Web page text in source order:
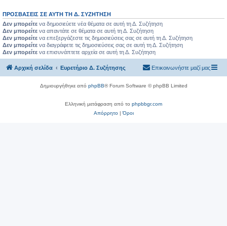
ΠΡΟΣΒΆΣΕΙΣ ΣΕ ΑΥΤΉ ΤΗ Δ. ΣΥΖΉΤΗΣΗ
Δεν μπορείτε να δημοσιεύετε νέα θέματα σε αυτή τη Δ. Συζήτηση
Δεν μπορείτε να απαντάτε σε θέματα σε αυτή τη Δ. Συζήτηση
Δεν μπορείτε να επεξεργάζεστε τις δημοσιεύσεις σας σε αυτή τη Δ. Συζήτηση
Δεν μπορείτε να διαγράφετε τις δημοσιεύσεις σας σε αυτή τη Δ. Συζήτηση
Δεν μπορείτε να επισυνάπτετε αρχεία σε αυτή τη Δ. Συζήτηση
Αρχική σελίδα Ευρετήριο Δ. Συζήτησης Επικοινωνήστε μαζί μας
Δημιουργήθηκε από phpBB® Forum Software © phpBB Limited
Ελληνική μετάφραση από το phpbbgr.com
Απόρρητο|Όροι